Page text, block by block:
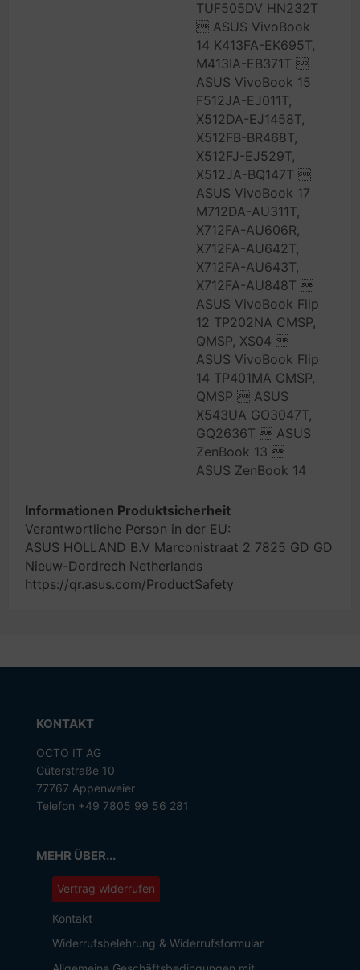
TUF505DV HN232T
 ASUS VivoBook
14 K413FA-EK695T,
M413IA-EB371T 
ASUS VivoBook 15
F512JA-EJ011T,
X512DA-EJ1458T,
X512FB-BR468T,
X512FJ-EJ529T,
X512JA-BQ147T 
ASUS VivoBook 17
M712DA-AU311T,
X712FA-AU606R,
X712FA-AU642T,
X712FA-AU643T,
X712FA-AU848T 
ASUS VivoBook Flip
12 TP202NA CMSP,
QMSP, XS04 
ASUS VivoBook Flip
14 TP401MA CMSP,
QMSP  ASUS
X543UA GO3047T,
GQ2636T  ASUS
ZenBook 13 
ASUS ZenBook 14
Informationen Produktsicherheit
Verantwortliche Person in der EU:
ASUS HOLLAND B.V Marconistraat 2 7825 GD GD
Nieuw-Dordrech Netherlands
https://qr.asus.com/ProductSafety
KONTAKT
OCTO IT AG
Güterstraße 10
77767 Appenweier
Telefon +49 7805 99 56 281
MEHR ÜBER...
Vertrag widerrufen
Kontakt
Widerrufsbelehrung & Widerrufsformular